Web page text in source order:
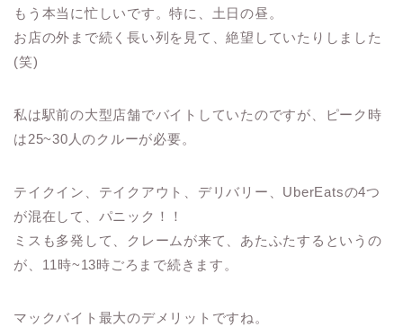
もう本当に忙しいです。特に、土日の昼。
お店の外まで続く長い列を見て、絶望していたりしました
(笑)
私は駅前の大型店舗でバイトしていたのですが、ピーク時
は25~30人のクルーが必要。
テイクイン、テイクアウト、デリバリー、UberEatsの4つ
が混在して、パニック！！
ミスも多発して、クレームが来て、あたふたするというの
が、11時~13時ごろまで続きます。
マックバイト最大のデメリットですね。